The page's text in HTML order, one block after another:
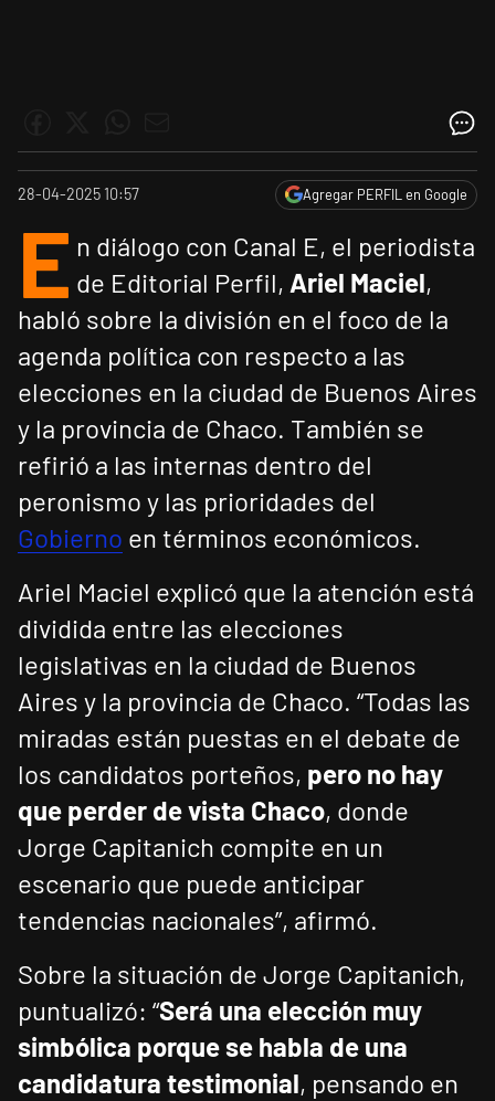
28-04-2025 10:57 Agregar PERFIL en Google
E n diálogo con Canal E, el periodista
de Editorial Perfil, Ariel Maciel,
habló sobre la división en el foco de la
agenda política con respecto a las
elecciones en la ciudad de Buenos Aires
y la provincia de Chaco. También se
refirió a las internas dentro del
peronismo y las prioridades del
Gobierno en términos económicos.
Ariel Maciel explicó que la atención está
dividida entre las elecciones
legislativas en la ciudad de Buenos
Aires y la provincia de Chaco. “Todas las
miradas están puestas en el debate de
los candidatos porteños, pero no hay
que perder de vista Chaco, donde
Jorge Capitanich compite en un
escenario que puede anticipar
tendencias nacionales”, afirmó.
Sobre la situación de Jorge Capitanich,
puntualizó: “Será una elección muy
simbólica porque se habla de una
candidatura testimonial, pensando en